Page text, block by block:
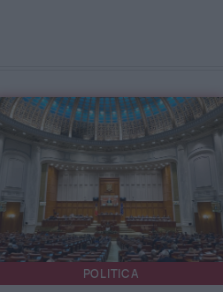
POLITICA